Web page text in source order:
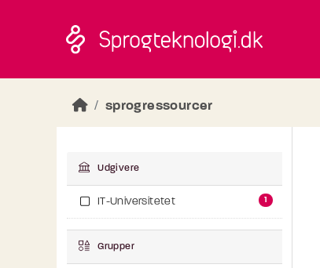
sprogressourcer
Udgivere
IT-Universitetet 1
Grupper